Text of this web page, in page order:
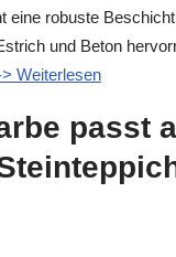
eine robuste
und Beton
Weiterlesen
passt